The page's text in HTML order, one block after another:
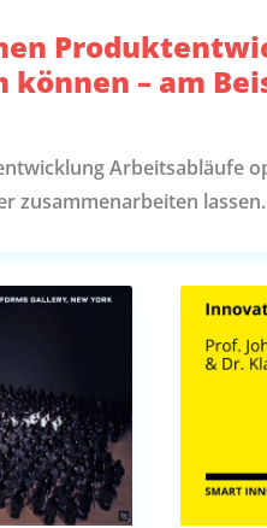
– am
Arbeitsabläufe
zusammenarbeiten